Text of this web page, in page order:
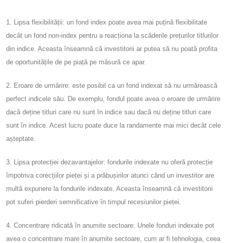
1. Lipsa flexibilității: un fond index poate avea mai puțină flexibilitate
decât un fond non-index pentru a reacționa la scăderile prețurilor titlurilor
din indice. Aceasta înseamnă că investitorii ar putea să nu poată profita
de oportunitățile de pe piață pe măsură ce apar.
2. Eroare de urmărire: este posibil ca un fond indexat să nu urmărească
perfect indicele său. De exemplu, fondul poate avea o eroare de urmărire
dacă deține titluri care nu sunt în indice sau dacă nu deține titluri care
sunt în indice. Acest lucru poate duce la randamente mai mici decât cele
așteptate.
3. Lipsa protecției dezavantajelor: fondurile indexate nu oferă protecție
împotriva corecțiilor pieței și a prăbușirilor atunci când un investitor are
multă expunere la fondurile indexate. Aceasta înseamnă că investitorii
pot suferi pierderi semnificative în timpul recesiunilor pieței.
4. Concentrare ridicată în anumite sectoare: Unele fonduri indexate pot
avea o concentrare mare în anumite sectoare, cum ar fi tehnologia, ceea